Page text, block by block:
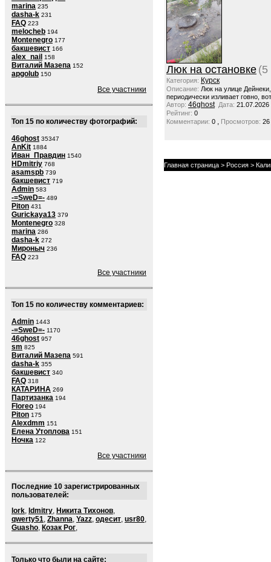
marina 235
dasha-k 231
FAQ 223
melocheb 194
Montenegro 177
бакшевист 166
alex_nail 158
Виталий Мазепа 152
apgolub 150
Все участники
Топ 15 по количеству фотографий:
46ghost 35347
AnKit 1884
Иван_Правдин 1540
HDmitriy 768
asamspb 739
бакшевист 719
Admin 583
-=SweD=- 489
Piton 431
Gurickaya13 379
Montenegro 328
marina 286
dasha-k 272
Мироныч 236
FAQ 223
Все участники
Топ 15 по количеству комментариев:
Admin 1443
-=SweD=- 1170
46ghost 957
sm 825
Виталий Мазепа 591
dasha-k 355
бакшевист 340
FAQ 318
КАТАРИНА 269
Партизанка 194
Floreo 194
Piton 175
Alexdmm 151
Елена Утоплова 151
Ночка 122
Все участники
Последние 10 зарегистрированных
пользователей:
lork, ldmitry, Никита Тихонов,
qwerty51, Zhanna, Yazz, одесит, usr80,
Guasho, Козак Рог,
Только что были на сайте:
Люк на остановке (5
Категория: Курск
Описание: Люк на улице
периодически изливает говно,
Автор: 46ghost Дата: 21.07.2026
Рейтинг: 0
Комментарии: 0 , Просмотров: 26
Главная страница > Россия >